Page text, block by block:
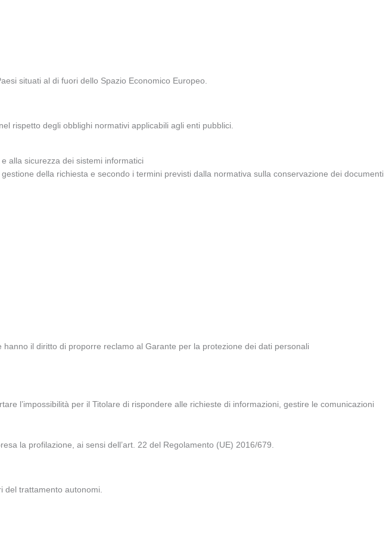
situati al di fuori dello Spazio Economico Europeo.
rispetto degli obblighi normativi applicabili agli enti pubblici.
alla sicurezza dei sistemi informatici
della richiesta e secondo i termini previsti dalla normativa sulla conservazione dei documenti
il diritto di proporre reclamo al Garante per la protezione dei dati personali
l’impossibilità per il Titolare di rispondere alle richieste di informazioni, gestire le comunicazioni
la profilazione, ai sensi dell’art. 22 del Regolamento (UE) 2016/679.
del trattamento autonomi.